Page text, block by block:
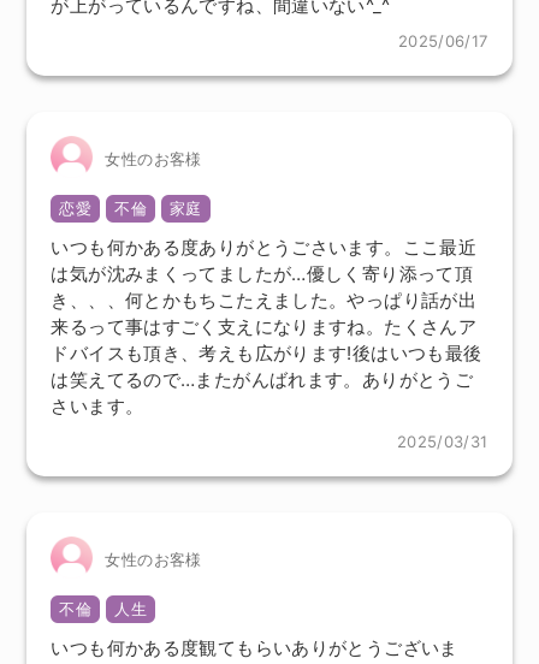
が上がっているんですね、間違いない^_^
2025/06/17
女性のお客様
恋愛 不倫 家庭
いつも何かある度ありがとうごさいます。ここ最近
は気が沈みまくってましたが…優しく寄り添って頂
き、、、何とかもちこたえました。やっぱり話が出
来るって事はすごく支えになりますね。たくさんア
ドバイスも頂き、考えも広がります!後はいつも最後
は笑えてるので…またがんばれます。ありがとうご
さいます。
2025/03/31
女性のお客様
不倫 人生
いつも何かある度観てもらいありがとうございま